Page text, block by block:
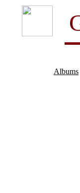
Albums